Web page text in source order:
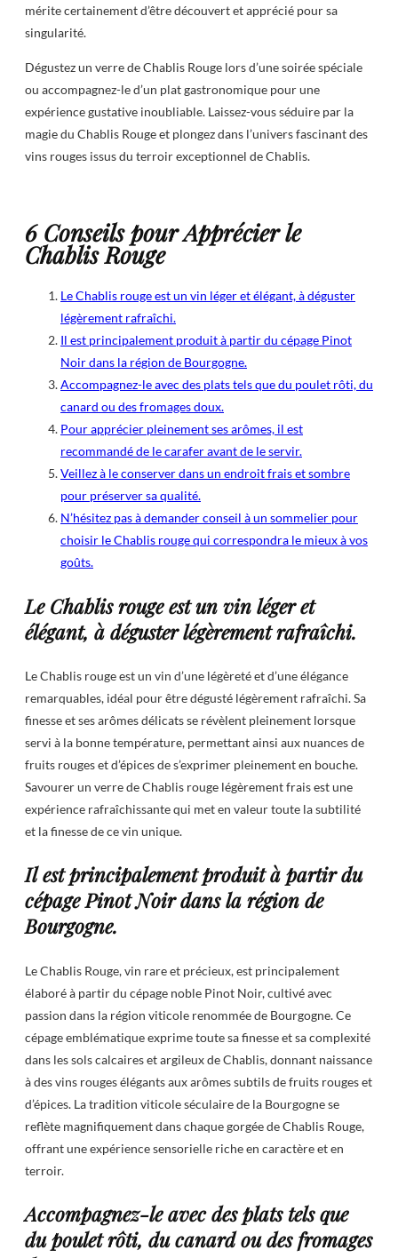
mérite certainement d’être découvert et apprécié pour sa
singularité.
Dégustez un verre de Chablis Rouge lors d’une soirée spéciale
ou accompagnez-le d’un plat gastronomique pour une
expérience gustative inoubliable. Laissez-vous séduire par la
magie du Chablis Rouge et plongez dans l’univers fascinant des
vins rouges issus du terroir exceptionnel de Chablis.
6 Conseils pour Apprécier le
Chablis Rouge
Le Chablis rouge est un vin léger et élégant, à déguster
légèrement rafraîchi.
Il est principalement produit à partir du cépage Pinot
Noir dans la région de Bourgogne.
Accompagnez-le avec des plats tels que du poulet rôti, du
canard ou des fromages doux.
Pour apprécier pleinement ses arômes, il est
recommandé de le carafer avant de le servir.
Veillez à le conserver dans un endroit frais et sombre
pour préserver sa qualité.
N’hésitez pas à demander conseil à un sommelier pour
choisir le Chablis rouge qui correspondra le mieux à vos
goûts.
Le Chablis rouge est un vin léger et
élégant, à déguster légèrement rafraîchi.
Le Chablis rouge est un vin d’une légèreté et d’une élégance
remarquables, idéal pour être dégusté légèrement rafraîchi. Sa
finesse et ses arômes délicats se révèlent pleinement lorsque
servi à la bonne température, permettant ainsi aux nuances de
fruits rouges et d’épices de s’exprimer pleinement en bouche.
Savourer un verre de Chablis rouge légèrement frais est une
expérience rafraîchissante qui met en valeur toute la subtilité
et la finesse de ce vin unique.
Il est principalement produit à partir du
cépage Pinot Noir dans la région de
Bourgogne.
Le Chablis Rouge, vin rare et précieux, est principalement
élaboré à partir du cépage noble Pinot Noir, cultivé avec
passion dans la région viticole renommée de Bourgogne. Ce
cépage emblématique exprime toute sa finesse et sa complexité
dans les sols calcaires et argileux de Chablis, donnant naissance
à des vins rouges élégants aux arômes subtils de fruits rouges et
d’épices. La tradition viticole séculaire de la Bourgogne se
reflète magnifiquement dans chaque gorgée de Chablis Rouge,
offrant une expérience sensorielle riche en caractère et en
terroir.
Accompagnez-le avec des plats tels que
du poulet rôti, du canard ou des fromages